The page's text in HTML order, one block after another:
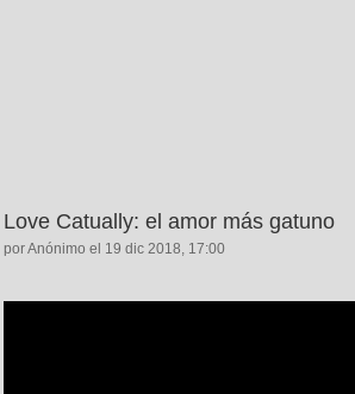
Love Catually: el amor más gatuno
por Anónimo el 19 dic 2018, 17:00